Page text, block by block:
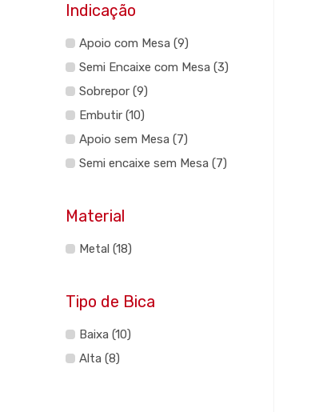
Indicação
Apoio com Mesa (9)
Semi Encaixe com Mesa (3)
Sobrepor (9)
Embutir (10)
Apoio sem Mesa (7)
Semi encaixe sem Mesa (7)
Material
Metal (18)
Tipo de Bica
Baixa (10)
Alta (8)